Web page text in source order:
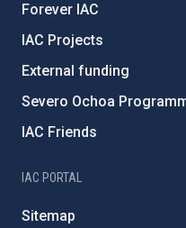
Forever IAC
IAC Projects
External funding
Severo Ochoa
IAC Friends
IAC PORTAL
Sitemap